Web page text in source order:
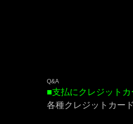
Q&A
■支払にクレジット
各種クレジットカー